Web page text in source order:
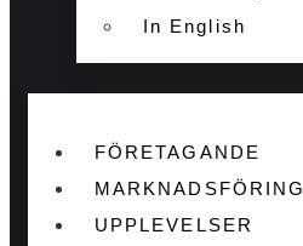
In English
FÖRETAGANDE
MARKNADSFÖRING
UPPLEVELSER